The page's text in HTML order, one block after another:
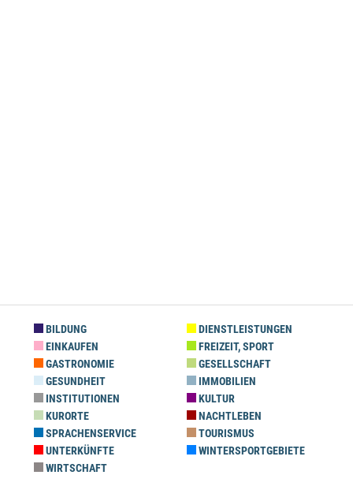
BILDUNG
DIENSTLEISTUNGEN
EINKAUFEN
FREIZEIT, SPORT
GASTRONOMIE
GESELLSCHAFT
GESUNDHEIT
IMMOBILIEN
INSTITUTIONEN
KULTUR
KURORTE
NACHTLEBEN
SPRACHENSERVICE
TOURISMUS
UNTERKÜNFTE
WINTERSPORTGEBIETE
WIRTSCHAFT